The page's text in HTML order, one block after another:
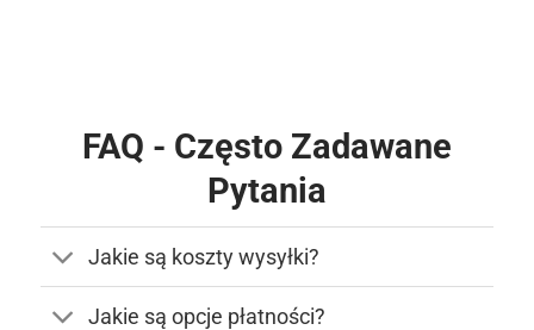
FAQ - Często Zadawane
Pytania
Jakie są koszty wysyłki?
Jakie są opcje płatności?